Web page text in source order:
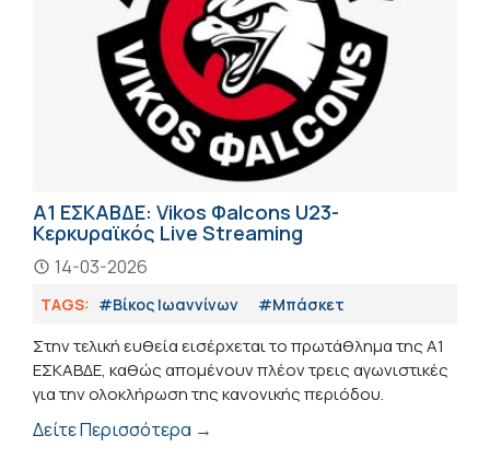
Α1 ΕΣΚΑΒΔΕ: Vikos Φalcons U23-
Κερκυραϊκός Live Streaming
14-03-2026
TAGS: #Βίκος Ιωαννίνων #Μπάσκετ
Στην τελική ευθεία εισέρχεται το πρωτάθλημα της Α1
ΕΣΚΑΒΔΕ, καθώς απομένουν πλέον τρεις αγωνιστικές
για την ολοκλήρωση της κανονικής περιόδου.
Δείτε Περισσότερα →